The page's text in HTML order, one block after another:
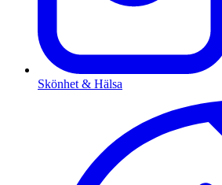
Skönhet & Hälsa